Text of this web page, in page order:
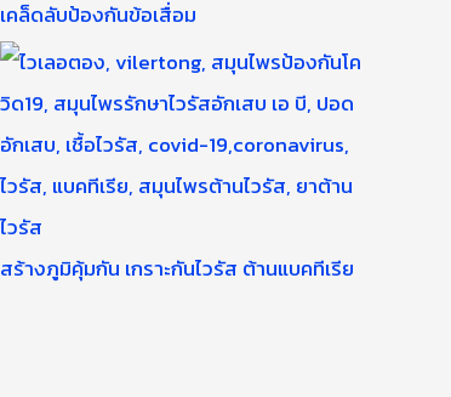
เคล็ดลับป้องกันข้อเสื่อม
สร้างภูมิคุ้มกัน เกราะกันไวรัส ต้านแบคทีเรีย